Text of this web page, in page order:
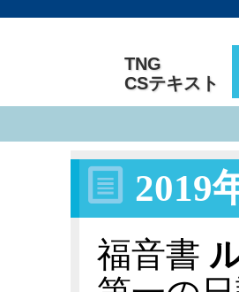
TNG
CSテキスト
2019
福音書